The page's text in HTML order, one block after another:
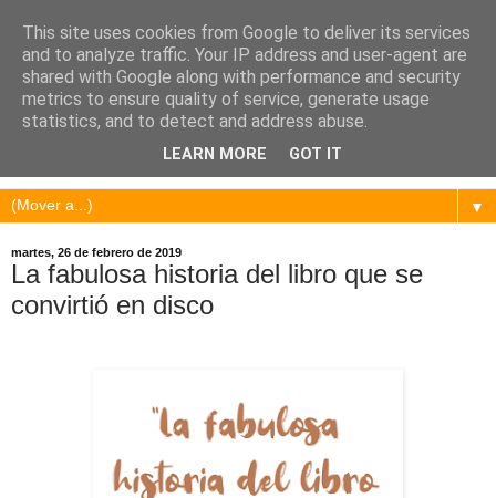
▼
martes, 26 de febrero de 2019
La fabulosa historia del libro que se
convirtió en disco
This site uses cookies from Google to deliver its services
and to analyze traffic. Your IP address and user-agent are
shared with Google along with performance and security
metrics to ensure quality of service, generate usage
statistics, and to detect and address abuse.
LEARN MORE GOT IT